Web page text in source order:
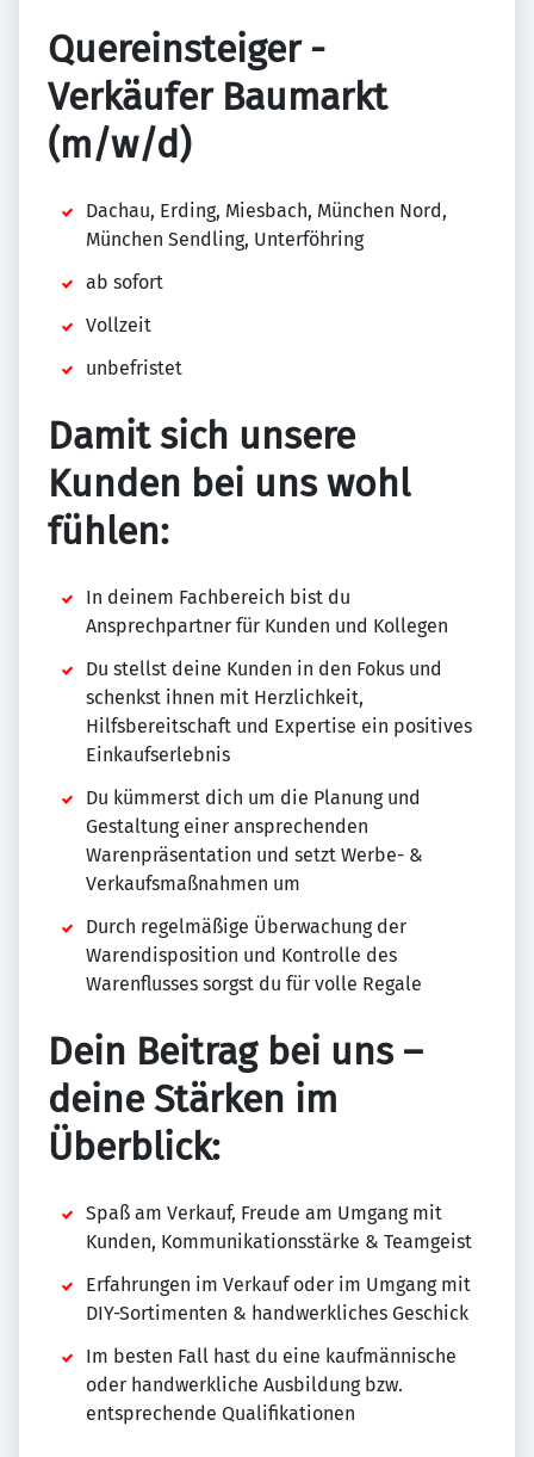
Quereinsteiger -
Verkäufer Baumarkt
(m/w/d)
Dachau, Erding, Miesbach, München Nord,
München Sendling, Unterföhring
ab sofort
Vollzeit
unbefristet
Damit sich unsere
Kunden bei uns wohl
fühlen:
In deinem Fachbereich bist du
Ansprechpartner für Kunden und Kollegen
Du stellst deine Kunden in den Fokus und
schenkst ihnen mit Herzlichkeit,
Hilfsbereitschaft und Expertise ein positives
Einkaufserlebnis
Du kümmerst dich um die Planung und
Gestaltung einer ansprechenden
Warenpräsentation und setzt Werbe- &
Verkaufsmaßnahmen um
Durch regelmäßige Überwachung der
Warendisposition und Kontrolle des
Warenflusses sorgst du für volle Regale
Dein Beitrag bei uns –
deine Stärken im
Überblick:
Spaß am Verkauf, Freude am Umgang mit
Kunden, Kommunikationsstärke & Teamgeist
Erfahrungen im Verkauf oder im Umgang mit
DIY-Sortimenten & handwerkliches Geschick
Im besten Fall hast du eine kaufmännische
oder handwerkliche Ausbildung bzw.
entsprechende Qualifikationen